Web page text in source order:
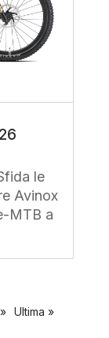
le
Avinox
MTB a
» Ultima »